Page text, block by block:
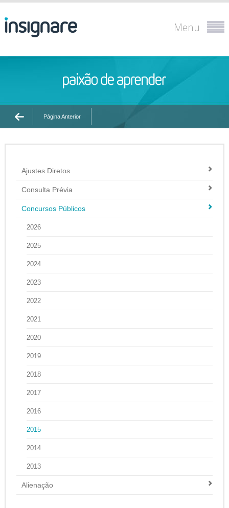
Menu
Página Anterior
Ajustes Diretos
Consulta Prévia
Concursos Públicos
2026
2025
2024
2023
2022
2021
2020
2019
2018
2017
2016
2015
2014
2013
Alienação